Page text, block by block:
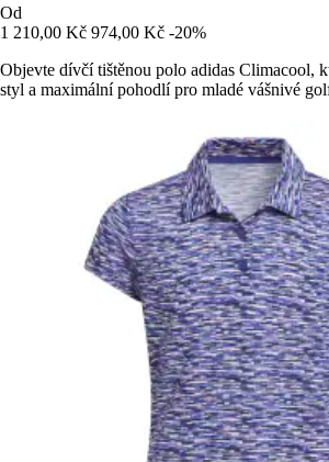
Od
1 210,00 Kč 974,00 Kč -20%
Objevte dívčí tištěnou polo adidas Climacool,
styl a maximální pohodlí pro mladé vášnivé